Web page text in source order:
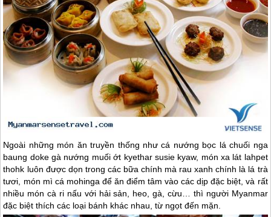
Ngoài những món ăn truyền thống như cá nướng bọc lá chuối nga
baung doke gà nướng muối ớt kyethar susie kyaw, món xa lát lahpet
thohk luôn được dọn trong các bữa chính mà rau xanh chính là lá trà
tươi, món mì cá mohinga để ăn điểm tâm vào các dịp đặc biệt, và rất
nhiều món cà ri nấu với hải sản, heo, gà, cừu… thì người Myanmar
đặc biệt thích các loại bánh khác nhau, từ ngọt đến mặn.